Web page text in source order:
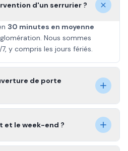
d'un serrurier ?
30 minutes en moyenne
Nous sommes
y compris les jours fériés.
de porte
et le week-end ?